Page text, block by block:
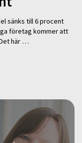
sänks till 6 procent
företag kommer att
här …